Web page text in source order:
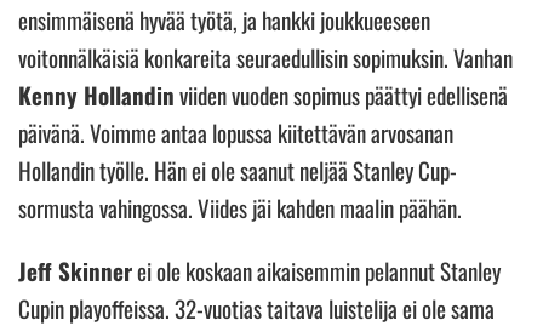
ensimmäisenä hyvää työtä, ja hankki joukkueeseen
voitonnälkäisiä konkareita seuraedullisin sopimuksin. Vanhan
Kenny Hollandinviiden vuoden sopimus päättyi edellisenä
päivänä. Voimme antaa lopussa kiitettävän arvosanan
Hollandin työlle. Hän ei ole saanut neljää Stanley Cup-
sormusta vahingossa. Viides jäi kahden maalin päähän.
Jeff Skinnerei ole koskaan aikaisemmin pelannut Stanley
Cupin playoffeissa. 32-vuotias taitava luistelija ei ole sama